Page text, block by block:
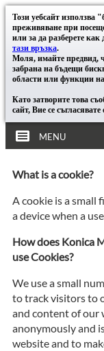
Този уебсайт използва
преживяване при
или за да разберете как
тази връзка.
Моля, имайте предвид,
забрана на бъдещи
области или функции
Като затворите това
сайт, Вие се
MENU
What is a cookie?
A cookie is a small
a device when a
How does Konica
use Cookies?
We use a small
to track visitors to
and content of our
anonymously and
website and to